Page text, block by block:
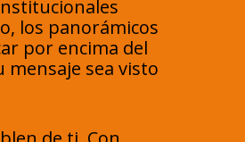
los panorámicos
por encima del
sea visto